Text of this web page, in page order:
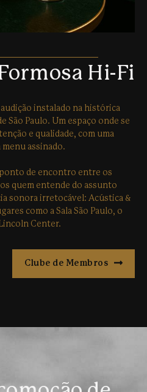
Hi-Fi
instalado na histórica
São Paulo. Um espaço onde se
e qualidade, com uma
menu assinado.
de encontro entre os
quem entende do assunto
sonora irretocável: Acústica &
como a Sala São Paulo, o
Center.
Clube de Membros